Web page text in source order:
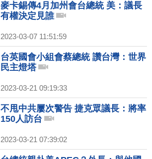
麥卡錫傳4月加州會台總統 美：議長
有權決定見誰
2023-03-07 11:51:59
台英國會小組會蔡總統 讚台灣：世界
民主燈塔
2023-03-21 09:19:33
不甩中共屢次警告 捷克眾議長：將率
150人訪台
2023-03-21 07:39:02